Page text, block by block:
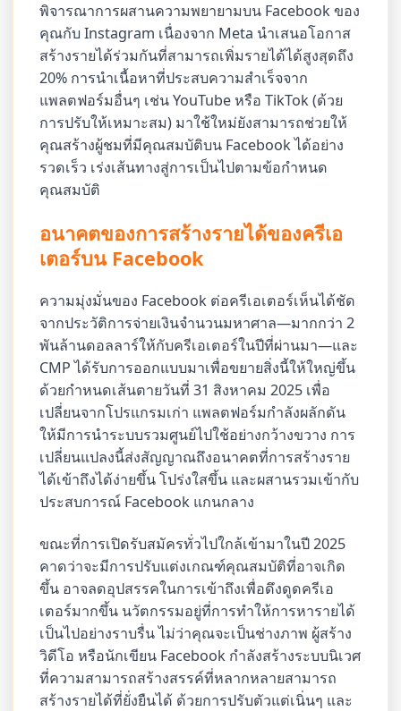
พิจารณาการผสานความพยายามบน Facebook ของ
คุณกับ Instagram เนื่องจาก Meta นำเสนอโอกาส
สร้างรายได้ร่วมกันที่สามารถเพิ่มรายได้ได้สูงสุดถึง
20% การนำเนื้อหาที่ประสบความสำเร็จจาก
แพลตฟอร์มอื่นๆ เช่น YouTube หรือ TikTok (ด้วย
การปรับให้เหมาะสม) มาใช้ใหม่ยังสามารถช่วยให้
คุณสร้างผู้ชมที่มีคุณสมบัติบน Facebook ได้อย่าง
รวดเร็ว เร่งเส้นทางสู่การเป็นไปตามข้อกำหนด
คุณสมบัติ
อนาคตของการสร้างรายได้ของครีเอ
เตอร์บน Facebook
ความมุ่งมั่นของ Facebook ต่อครีเอเตอร์เห็นได้ชัด
จากประวัติการจ่ายเงินจำนวนมหาศาล—มากกว่า 2
พันล้านดอลลาร์ให้กับครีเอเตอร์ในปีที่ผ่านมา—และ
CMP ได้รับการออกแบบมาเพื่อขยายสิ่งนี้ให้ใหญ่ขึ้น
ด้วยกำหนดเส้นตายวันที่ 31 สิงหาคม 2025 เพื่อ
เปลี่ยนจากโปรแกรมเก่า แพลตฟอร์มกำลังผลักดัน
ให้มีการนำระบบรวมศูนย์ไปใช้อย่างกว้างขวาง การ
เปลี่ยนแปลงนี้ส่งสัญญาณถึงอนาคตที่การสร้างราย
ได้เข้าถึงได้ง่ายขึ้น โปร่งใสขึ้น และผสานรวมเข้ากับ
ประสบการณ์ Facebook แกนกลาง
ขณะที่การเปิดรับสมัครทั่วไปใกล้เข้ามาในปี 2025
คาดว่าจะมีการปรับแต่งเกณฑ์คุณสมบัติที่อาจเกิด
ขึ้น อาจลดอุปสรรคในการเข้าถึงเพื่อดึงดูดครีเอ
เตอร์มากขึ้น นวัตกรรมอยู่ที่การทำให้การหารายได้
เป็นไปอย่างราบรื่น ไม่ว่าคุณจะเป็นช่างภาพ ผู้สร้าง
วิดีโอ หรือนักเขียน Facebook กำลังสร้างระบบนิเวศ
ที่ความสามารถสร้างสรรค์ที่หลากหลายสามารถ
สร้างรายได้ที่ยั่งยืนได้ ด้วยการปรับตัวแต่เนิ่นๆ และ